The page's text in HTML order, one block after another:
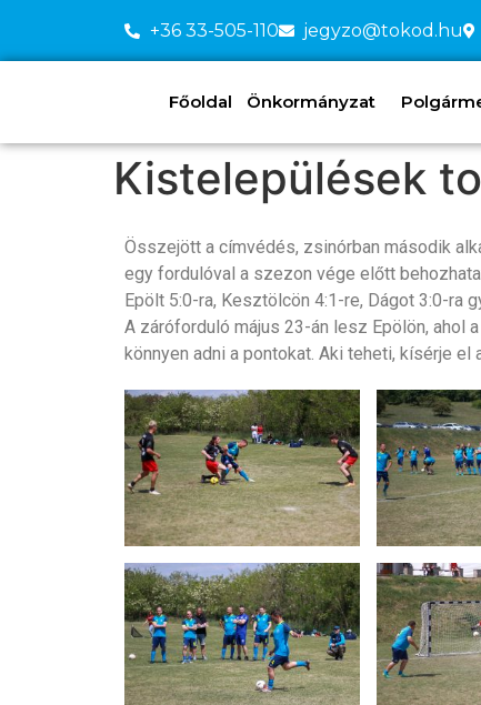
+36 33-505-110 jegyzo@tokod.hu
Főoldal Önkormányzat
Kistelepülések
Összejött a címvédés, zsinórban második
egy fordulóval a szezon vége előtt
Epölt 5:0-ra, Kesztölcön 4:1-re, Dágot 3:0-ra
A záróforduló május 23-án lesz Epölön, ahol
könnyen adni a pontokat. Aki teheti, kísérje